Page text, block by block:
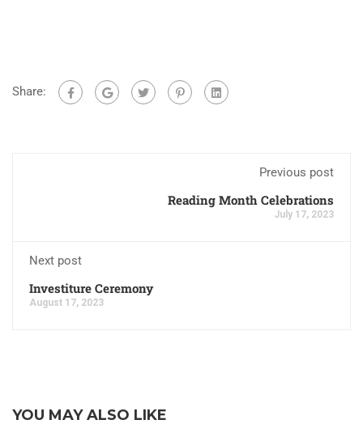
Share:
Previous post
Reading Month Celebrations
July 17, 2023
Next post
Investiture Ceremony
August 17, 2023
YOU MAY ALSO LIKE